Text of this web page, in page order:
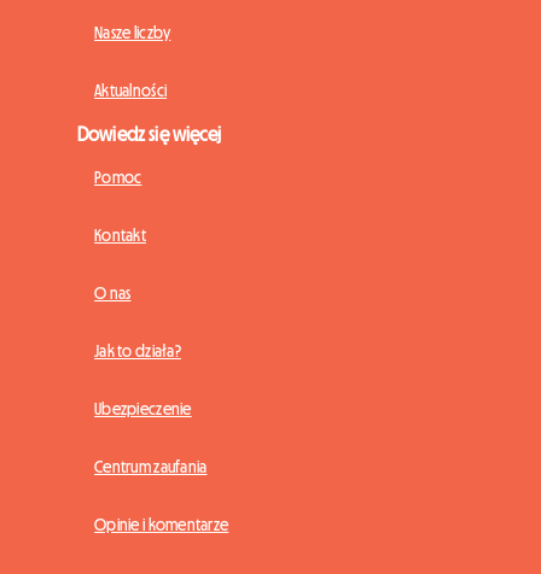
Nasze liczby
Aktualności
Dowiedz się więcej
Pomoc
Kontakt
O nas
Jak to działa?
Ubezpieczenie
Centrum zaufania
Opinie i komentarze